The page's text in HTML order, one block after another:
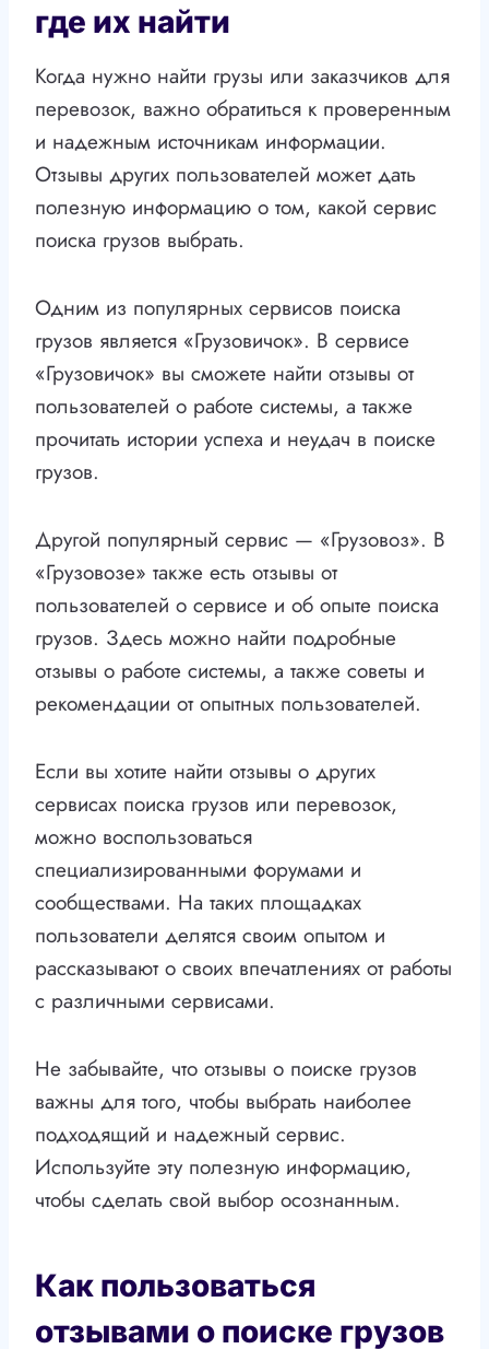
где их найти
Когда нужно найти грузы или заказчиков для
перевозок, важно обратиться к проверенным
и надежным источникам информации.
Отзывы других пользователей может дать
полезную информацию о том, какой сервис
поиска грузов выбрать.
Одним из популярных сервисов поиска
грузов является «Грузовичок». В сервисе
«Грузовичок» вы сможете найти отзывы от
пользователей о работе системы, а также
прочитать истории успеха и неудач в поиске
грузов.
Другой популярный сервис — «Грузовоз». В
«Грузовозе» также есть отзывы от
пользователей о сервисе и об опыте поиска
грузов. Здесь можно найти подробные
отзывы о работе системы, а также советы и
рекомендации от опытных пользователей.
Если вы хотите найти отзывы о других
сервисах поиска грузов или перевозок,
можно воспользоваться
специализированными форумами и
сообществами. На таких площадках
пользователи делятся своим опытом и
рассказывают о своих впечатлениях от работы
с различными сервисами.
Не забывайте, что отзывы о поиске грузов
важны для того, чтобы выбрать наиболее
подходящий и надежный сервис.
Используйте эту полезную информацию,
чтобы сделать свой выбор осознанным.
Как пользоваться
отзывами о поиске грузов